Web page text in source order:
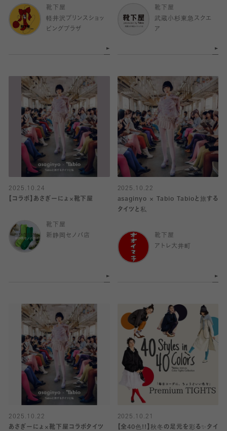
靴下屋
軽井沢プリンスショッ
ピングプラザ
靴下屋
武蔵小杉東急スクエ
ア
2025.10.24
【コラボ】あさぎーにょ×靴下屋
靴下屋
新静岡セノバ店
2025.10.22
asaginyo × Tabio Tabioと旅する
タイツと私
靴下屋
アトレ大井町
2025.10.22
あさぎーにょ×靴下屋コラボタイツ
2025.10.21
【全40色!!】秋冬の足元を彩る✨タイ